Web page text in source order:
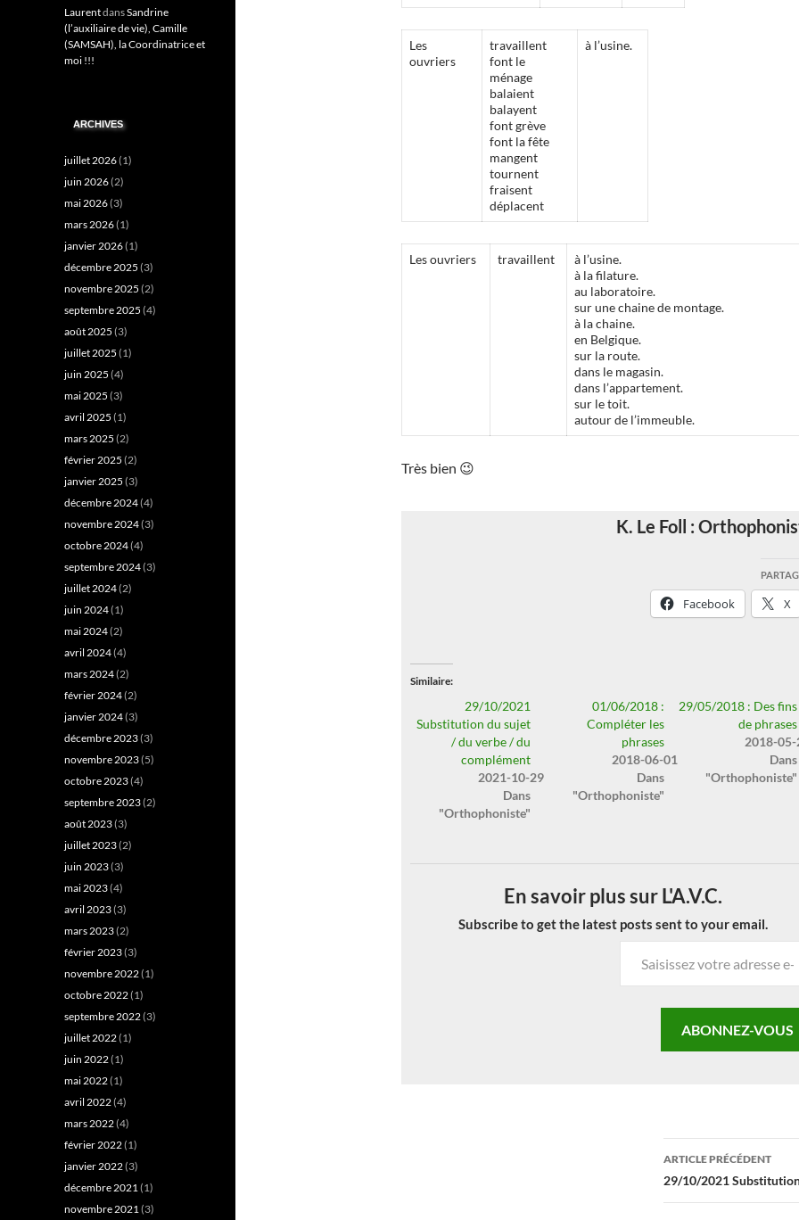
Les
ouvriers
travaillent
font le
ménage
balaient
balayent
font grève
font la fête
mangent
tournent
fraisent
déplacent
à l’usine.
Les ouvriers travaillent
à l’usine.
à la filature.
au laboratoire.
sur une chaine de montage.
à la chaine.
en Belgique.
sur la route.
dans le magasin.
dans l’appartement.
sur le toit.
autour de l’immeuble.
Très bien 😉
K. Le Foll :
Facebook X
Similaire
29/10/2021
Substitution du sujet
/ du verbe / du
complément
2021-10-29
Dans
"Orthophoniste"
01/06/2018 :
Compléter les
phrases
2018-06-01
Dans
"Orthophoniste"
29/05/2018 : Des fins
de phrases
2018-05-
Dans
"Orthophoniste"
En savoir plus sur L'A.V.C.
Subscribe to get the latest posts sent to your email.
votre
ABONNEZ-VOUS
Navigation
des
articles
ARTICLE PRÉCÉDENT
29/10/2021
LaurentdansSandrine
(l’auxiliaire de vie), Camille
(SAMSAH), la Coordinatrice et
moi !!!
ARCHIVES
juillet 2026(1)
juin 2026(2)
mai 2026(3)
mars 2026(1)
janvier 2026(1)
décembre 2025 (3)
novembre 2025 (2)
septembre 2025 (4)
août 2025 (3)
juillet 2025 (1)
juin 2025 (4)
mai 2025 (3)
avril 2025 (1)
mars 2025 (2)
février 2025 (2)
janvier 2025 (3)
décembre 2024(4)
novembre 2024(3)
octobre 2024(4)
septembre 2024(3)
juillet 2024(2)
juin 2024(1)
mai 2024(2)
avril 2024(4)
mars 2024(2)
février 2024(2)
janvier 2024(3)
décembre 2023(3)
novembre 2023(5)
octobre 2023(4)
septembre 2023(2)
août 2023(3)
juillet 2023(2)
juin 2023(3)
mai 2023(4)
avril 2023(3)
mars 2023(2)
février 2023(3)
novembre 2022(1)
octobre 2022(1)
septembre 2022(3)
juillet 2022(1)
juin 2022(1)
mai 2022(1)
avril 2022(4)
mars 2022(4)
février 2022(1)
janvier 2022(3)
décembre 2021(1)
novembre 2021(3)